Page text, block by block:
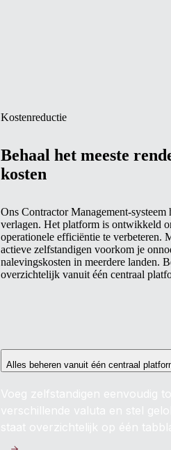
Kostenreductie
Behaal het meeste
kosten
Ons Contractor Management-
verlagen. Het platform is ontwikkeld
operationele efficiëntie te verbeteren.
actieve zelfstandigen voorkom je
nalevingskosten in meerdere landen.
overzichtelijk vanuit één centraal
Alles beheren vanuit één centraal
Voeg zelfstandigen eenvoudig
verschillende valuta en stel
staat overzichtelijk op één